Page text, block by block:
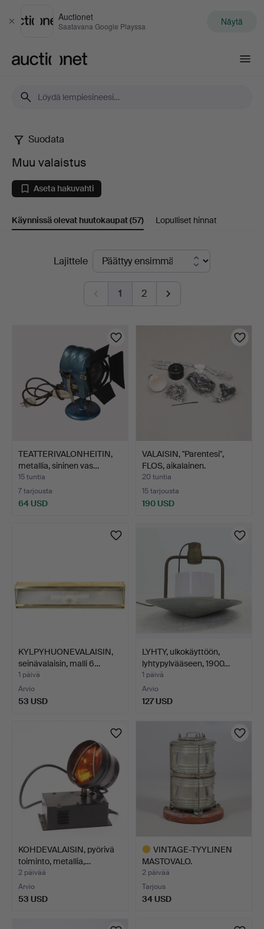
Sulje
Auctionet
Saatavana Google Playssa Näytä
Muu
valaistus
Suodata
Muu valaistus
Aseta hakuvahti
Käynnissä olevat huutokaupat(57) Lopulliset hinnat
Käynnissä
huutokaupat
Lajittele
1 2
TEATTERIVALONHEITIN,
metallia, sininen vas…
15 tuntia
7 tarjousta
64 USD
VALAISIN, "Parentesi",
FLOS, aikalainen.
20 tuntia
15 tarjousta
190 USD
KYLPYHUONEVALAISIN,
seinävalaisin, malli 6…
1 päivä
Arvio
53 USD
LYHTY, ulkokäyttöön,
lyhtypylvääseen, 1900…
1 päivä
Arvio
127 USD
KOHDEVALAISIN, pyörivä
toiminto, metallia,…
2 päivää
Arvio
53 USD
VINTAGE-TYYLINEN
MASTOVALO.
2 päivää
Tarjous
34 USD